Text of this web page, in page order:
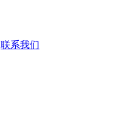
联系我们